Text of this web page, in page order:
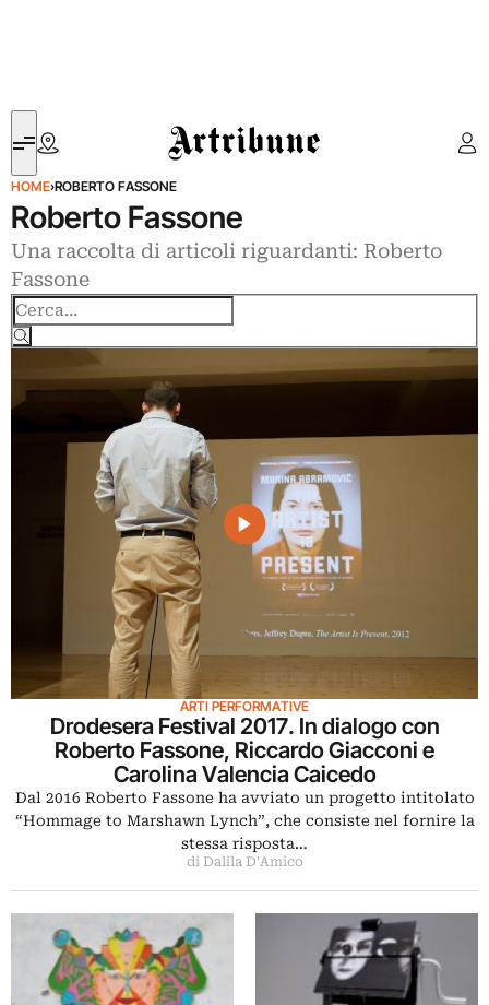
Artribune
HOME›ROBERTO FASSONE
Roberto Fassone
Una raccolta di articoli riguardanti: Roberto
Fassone
ARTI PERFORMATIVE
Drodesera Festival 2017. In dialogo con
Roberto Fassone, Riccardo Giacconi e
Carolina Valencia Caicedo
Dal 2016 Roberto Fassone ha avviato un progetto intitolato
“Hommage to Marshawn Lynch”, che consiste nel fornire la
stessa risposta…
di Dalila D'Amico